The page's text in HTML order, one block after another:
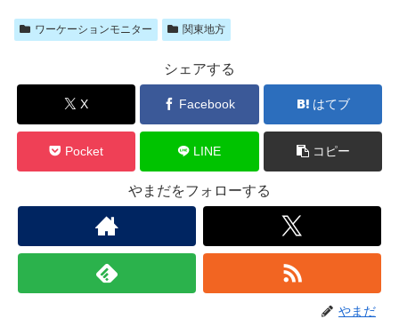
ワーケーションモニター 関東地方
シェアする
X Facebook はてブ
Pocket LINE コピー
やまだをフォローする
やまだ